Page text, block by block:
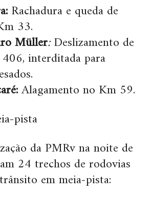
Rachadura e queda de
33.
Müller:Deslizamento de
interditada para
Alagamento no Km 59.
pista
da PMRv na noite de
24 trechos de rodovias
em meia-pista: